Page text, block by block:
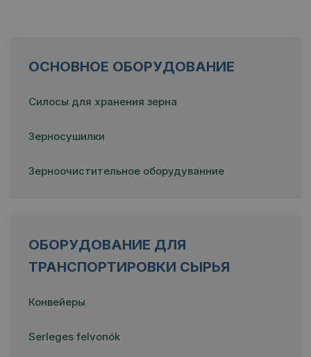
ОСНОВНОЕ ОБОРУДОВАНИЕ
Силосы для хранения зерна
Зерносушилки
Зерноочистительное оборудуванние
ОБОРУДОВАНИЕ ДЛЯ
ТРАНСПОРТИРОВКИ СЫРЬЯ
Конвейеры
Serleges felvonók